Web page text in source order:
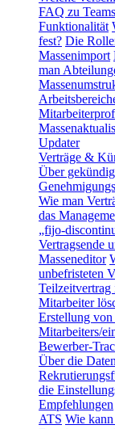
FAQ zu
Funktionalität
fest? Die
Massenimport
man
Updater
Verträge &
Über
Wie man
das
„fijo-
Vertragsende
Masseneditor
unbefristeten
Mitarbeiter
Erstellung
Mitarbeiters/
Bewerber-
Über die
die
Empfehlungen
ATS Wie